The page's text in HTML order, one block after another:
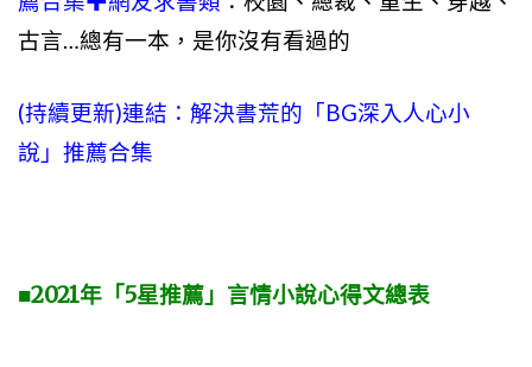
古言…總有一本，是你沒有看過的
(持續更新)連結：解決書荒的「BG深入人心小
說」推薦合集
■2021年「5星推薦」言情小說心得文總表